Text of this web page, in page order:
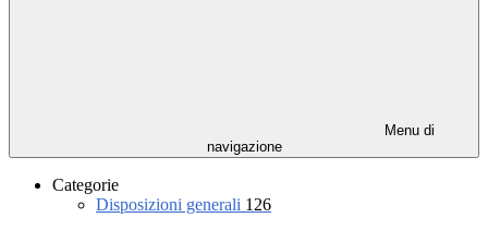
Menu di
navigazione
Categorie
Disposizioni generali 126